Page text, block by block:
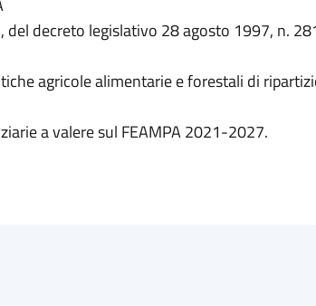
del decreto legislativo 28 agosto 1997, n.
agricole alimentarie e forestali di
a valere sul FEAMPA 2021-2027.